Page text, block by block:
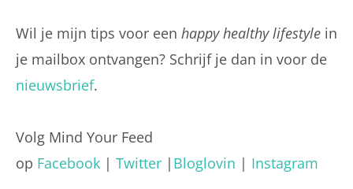
Wil je mijn tips voor een happy healthy lifestyle in
je mailbox ontvangen? Schrijf je dan in voor de
nieuwsbrief.
Volg Mind Your Feed
op Facebook | Twitter | Bloglovin | Instagram